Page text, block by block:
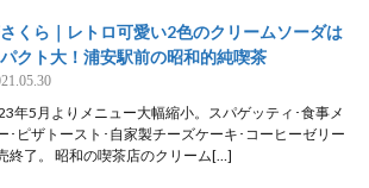
くら｜レトロ可愛い2色のクリームソーダは
クト大！浦安駅前の昭和的純喫茶
年5月よりメニュー大幅縮小。スパゲッティ･食事メ
･ピザトースト･自家製チーズケーキ･コーヒーゼリー
終了。 昭和の喫茶店のクリーム[…]